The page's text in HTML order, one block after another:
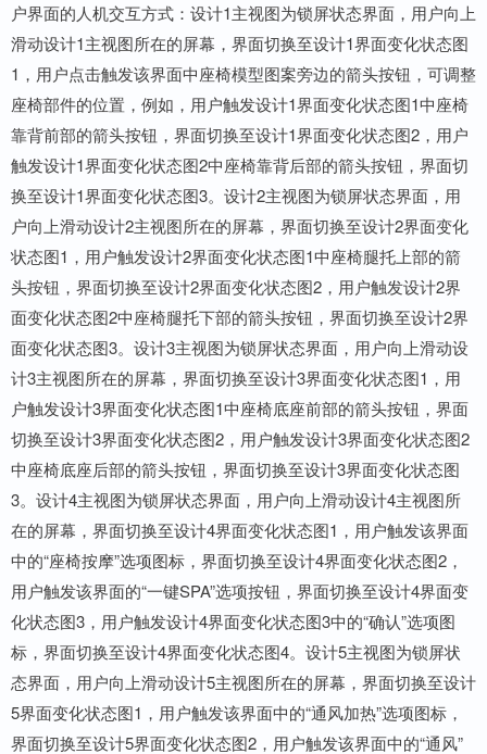
户界面的人机交互方式：设计1主视图为锁屏状态界面，用户向上
滑动设计1主视图所在的屏幕，界面切换至设计1界面变化状态图
1，用户点击触发该界面中座椅模型图案旁边的箭头按钮，可调整
座椅部件的位置，例如，用户触发设计1界面变化状态图1中座椅
靠背前部的箭头按钮，界面切换至设计1界面变化状态图2，用户
触发设计1界面变化状态图2中座椅靠背后部的箭头按钮，界面切
换至设计1界面变化状态图3。设计2主视图为锁屏状态界面，用
户向上滑动设计2主视图所在的屏幕，界面切换至设计2界面变化
状态图1，用户触发设计2界面变化状态图1中座椅腿托上部的箭
头按钮，界面切换至设计2界面变化状态图2，用户触发设计2界
面变化状态图2中座椅腿托下部的箭头按钮，界面切换至设计2界
面变化状态图3。设计3主视图为锁屏状态界面，用户向上滑动设
计3主视图所在的屏幕，界面切换至设计3界面变化状态图1，用
户触发设计3界面变化状态图1中座椅底座前部的箭头按钮，界面
切换至设计3界面变化状态图2，用户触发设计3界面变化状态图2
中座椅底座后部的箭头按钮，界面切换至设计3界面变化状态图
3。设计4主视图为锁屏状态界面，用户向上滑动设计4主视图所
在的屏幕，界面切换至设计4界面变化状态图1，用户触发该界面
中的“座椅按摩”选项图标，界面切换至设计4界面变化状态图2，
用户触发该界面的“一键SPA”选项按钮，界面切换至设计4界面变
化状态图3，用户触发设计4界面变化状态图3中的“确认”选项图
标，界面切换至设计4界面变化状态图4。设计5主视图为锁屏状
态界面，用户向上滑动设计5主视图所在的屏幕，界面切换至设计
5界面变化状态图1，用户触发该界面中的“通风加热”选项图标，
界面切换至设计5界面变化状态图2，用户触发该界面中的“通风”